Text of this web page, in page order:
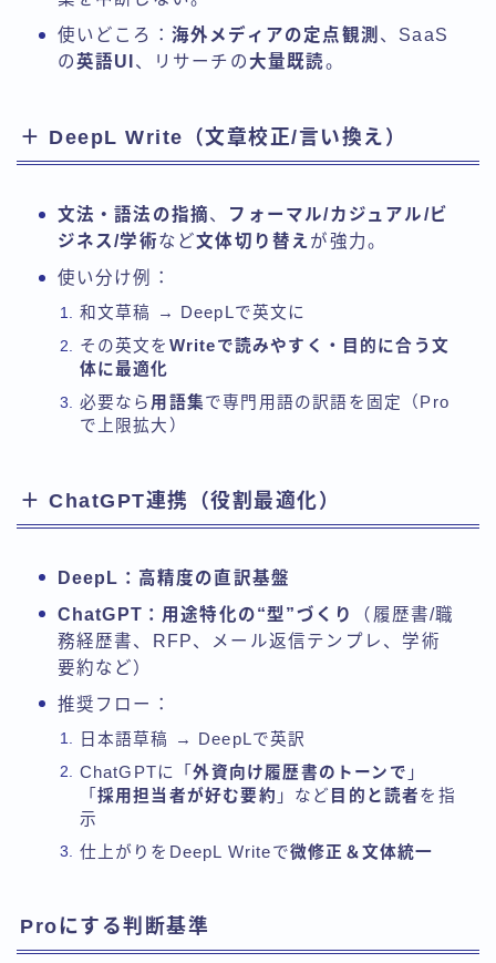
使いどころ： 海外メディアの定点観測 、SaaS
の英語UI 、リサーチの大量既読。
＋ DeepL Write（文章校正/言い換え）
文法・語法の指摘、 フォーマル/カジュアル/ビ
ジネス/学術など文体切り替え が強力。
使い分け例：
和文草稿 → DeepLで英文に
その英文を Writeで読みやすく・目的に合う文
体に最適化
必要なら 用語集で専門用語の訳語を固定（Pro
で上限拡大）
＋ ChatGPT連携（役割最適化）
DeepL：高精度の直訳基盤
ChatGPT：用途特化の“型”づくり
（履歴書/職
務経歴書、RFP、メール返信テンプレ、学術
要約など）
推奨フロー：
日本語草稿 → DeepLで英訳
ChatGPTに「外資向け履歴書のトーンで 」
「 採用担当者が好む要約 」など 目的と読者を指
示
仕上がりをDeepL Writeで微修正＆文体統一
Proにする判断基準